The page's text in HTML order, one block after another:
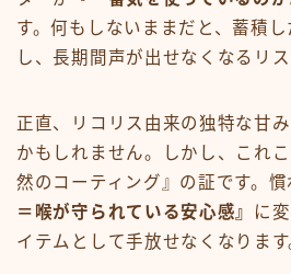
す。何もしないままだと、蓄積
し、長期間声が出せなくなるリス
正直、リコリス由来の独特な甘
かもしれません。しかし、これ
然のコーティング』の証です。慣
＝喉が守られている安心感』
に
イテムとして手放せなくなります